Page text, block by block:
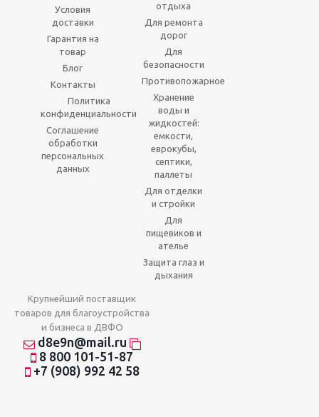
Условия
доставки
Гарантия на
товар
Блог
Контакты
Политика
конфиденциальности
Соглашение
обработки
персональных
данных
отдыха
Для ремонта
дорог
Для
безопасности
Противопожарное
Хранение
воды и
жидкостей:
емкости,
еврокубы,
септики,
паллеты
Для отделки
и стройки
Для
пищевиков и
ателье
Защита глаз и
дыхания
Крупнейший поставщик
товаров для благоустройства
и бизнеса в ДВФО
d8e9n@mail.ru
8 800 101-51-87
+7 (908) 992 42 58